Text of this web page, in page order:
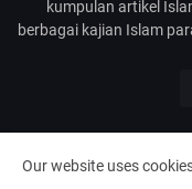
kumpulan artikel
berbagai kajian Islam
Our website uses